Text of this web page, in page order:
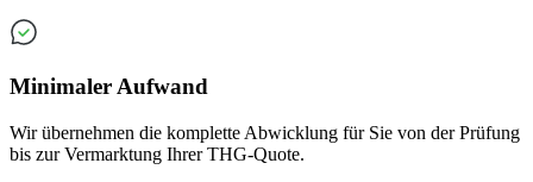
Minimaler Aufwand
Wir übernehmen die komplette Abwicklung für Sie von der Prüfung
bis zur Vermarktung Ihrer THG-Quote.